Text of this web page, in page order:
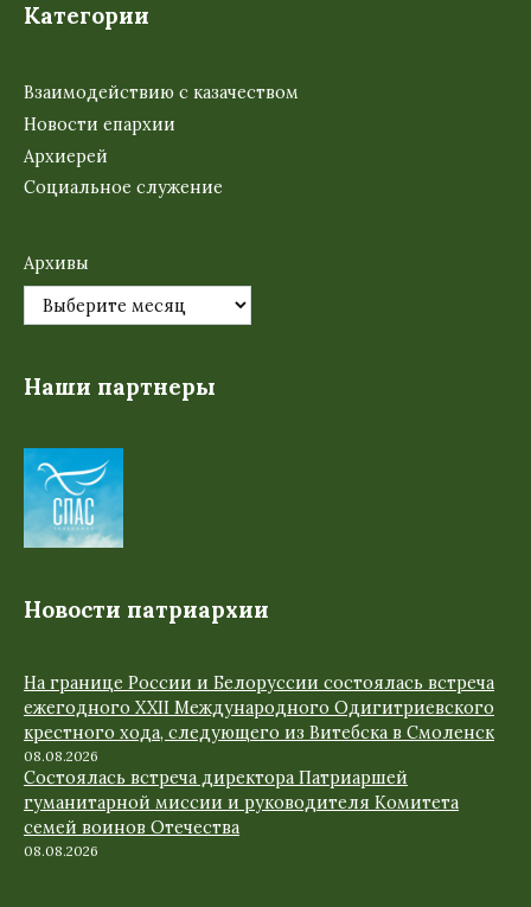
Категории
Взаимодействию с казачеством
Новости епархии
Архиерей
Социальное служение
Архивы
Наши партнеры
Новости патриархии
На границе России и Белоруссии состоялась встреча
ежегодного XXII Международного Одигитриевского
крестного хода, следующего из Витебска в Смоленск
08.08.2026
Состоялась встреча директора Патриаршей
гуманитарной миссии и руководителя Комитета
семей воинов Отечества
08.08.2026